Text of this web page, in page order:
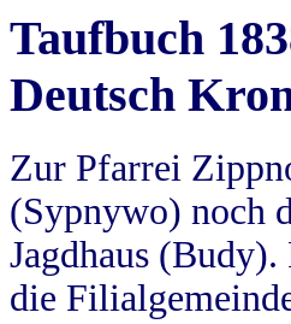
Taufbuch
Deutsch
Zur Pfarrei
(Sypnywo) noch
Jagdhaus
die